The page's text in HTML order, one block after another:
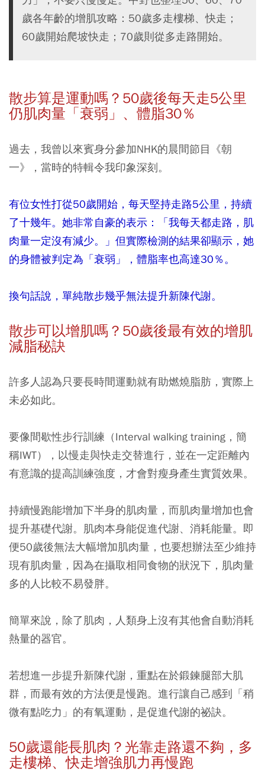
歲各年齡的增肌攻略：50歲多走樓梯、快走；
60歲開始爬坡快走；70歲則從多走路開始。
散步算是運動嗎？50歲後每天走5公里
仍肌肉量「衰弱」、體脂30％
過去，我曾以來賓身分參加NHK的晨間節目《朝
一》，當時的特輯令我印象深刻。
有位女性打從50歲開始，每天堅持走路5公里，持續
了十幾年。她非常自豪的表示：「我每天都走路，肌
肉量一定沒有減少。」但實際檢測的結果卻顯示，她
的身體被判定為「衰弱」，體脂率也高達30％。
換句話說，單純散步幾乎無法提升新陳代謝。
散步可以增肌嗎？50歲後最有效的增肌
減脂秘訣
許多人認為只要長時間運動就有助燃燒脂肪，實際上
未必如此。
要像間歇性步行訓練（Interval walking training，簡
稱IWT），以慢走與快走交替進行，並在一定距離內
有意識的提高訓練強度，才會對瘦身產生實質效果。
持續慢跑能增加下半身的肌肉量，而肌肉量增加也會
提升基礎代謝。肌肉本身能促進代謝、消耗能量。即
便50歲後無法大幅增加肌肉量，也要想辦法至少維持
現有肌肉量，因為在攝取相同食物的狀況下，肌肉量
多的人比較不易發胖。
簡單來說，除了肌肉，人類身上沒有其他會自動消耗
熱量的器官。
若想進一步提升新陳代謝，重點在於鍛鍊腿部大肌
群，而最有效的方法便是慢跑。進行讓自己感到「稍
微有點吃力」的有氧運動，是促進代謝的祕訣。
50歲還能長肌肉？光靠走路還不夠，多
走樓梯、快走增強肌力再慢跑